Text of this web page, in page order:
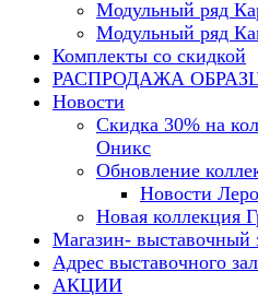
Модульный ряд
Модульный ряд
Комплекты со скидкой
РАСПРОДАЖА
Новости
Скидка 30% на
Оникс
Обновление
Новости
Новая коллекция
Магазин-
Адрес выставочного
АКЦИИ